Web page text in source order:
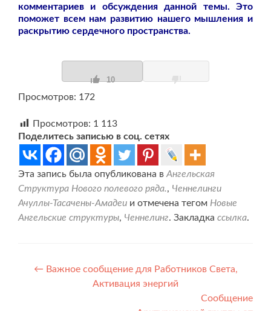
комментариев и обсуждения данной темы. Это
поможет всем нам развитию нашего мышления и
раскрытию сердечного пространства.
10
Просмотров: 172
Просмотров: 1 113
Поделитесь записью в соц. сетях
Эта запись была опубликована в Ангельская
Структура Нового полевого ряда., Ченнелинги
Ачуллы-Тасачены-Амадеи и отмечена тегом Новые
Ангельские структуры, Ченнелинг. Закладка ссылка.
Навигация
← Важное сообщение для Работников Света,
Активация энергий
Сообщение